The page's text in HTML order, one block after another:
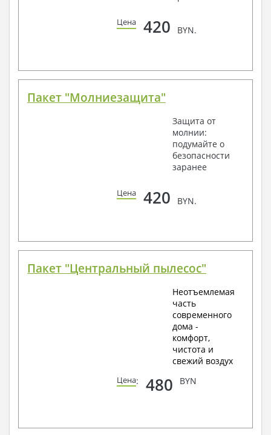
Цена 420 BYN.
Пакет "Молниезащита"
Защита от
молнии:
подумайте о
безопасности
заранее
Цена 420 BYN.
Пакет "Центральный пылесос"
Неотъемлемая
часть
современного
дома -
комфорт,
чистота и
свежий воздух
Цена: 480 BYN